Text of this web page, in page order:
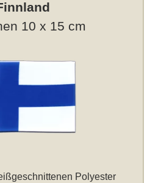
10 x 15 cm
Polyester